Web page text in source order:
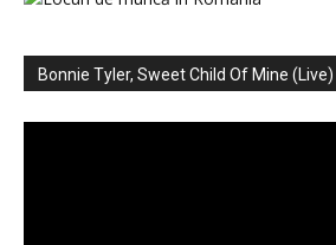
Bonnie Tyler, Sweet Child Of Mine (Live)